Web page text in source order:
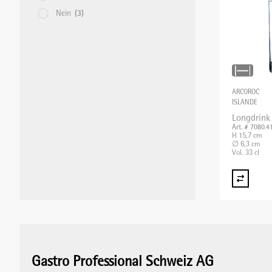
Nein (3)
ARCOROC
ISLANDE
Longdrink
Art. #
H 15,7 cm
∅ 6,3 cm
Vol. 33 cl
Gastro Professional Schweiz AG